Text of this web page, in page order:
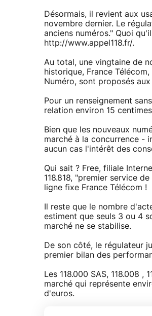
Désormais, il revient aux
novembre dernier. Le
anciens numéros." Quoi
http://www.appel118.fr/.
Au total, une vingtaine de
historique, France
Numéro, sont proposés
Pour un renseignement
relation environ 15
Bien que les nouveaux
marché à la concurrence -
aucun cas l'intérêt des
Qui sait ? Free, filiale
118.818, "premier service
ligne fixe France Télécom !
Il reste que le nombre
estiment que seuls 3 ou 4
marché ne se stabilise.
De son côté, le régulateur
premier bilan des
Les 118.000 SAS, 118.008 ,
marché qui représente
d'euros.